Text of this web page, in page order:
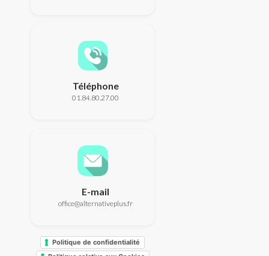
Téléphone
01.84.80.27.00
E-mail
office@alternativeplus.fr
Politique de confidentialité